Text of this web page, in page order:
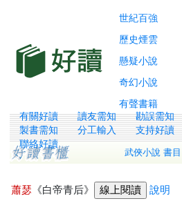
世紀百強
歷史煙雲
懸疑小說
奇幻小說
有聲書籍
有關好讀 讀友需知
勘誤需知
製書需知
分工輸入
支持好讀
聯絡好讀
武俠小說 書目
蕭瑟 《白帝青后》 說明